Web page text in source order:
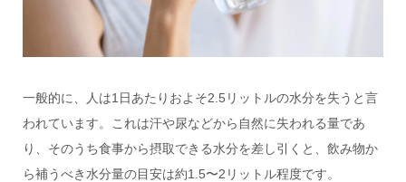
一般的に、人は1日あたりおよそ2.5リットルの水分を失うと言
われています。これは汗や尿などから自然に失われる量であ
り、そのうち食事から摂取できる水分を差し引くと、飲み物か
ら補うべき水分量の目安は約1.5〜2リットル程度です。